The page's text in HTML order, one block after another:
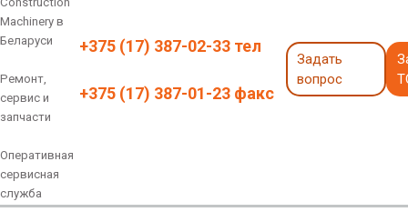
Machinery в
Беларуси
Ремонт,
сервис и
запчасти
Оперативная
сервисная
служба
+375 (17) 387-02-33 тел
+375 (17) 387-01-23 факс
Задать
вопрос